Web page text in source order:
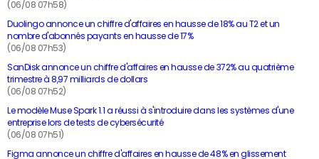
(06/08 07h58)
Duolingo annonce un chiffre d'affaires en hausse de 18% au T2 et un
nombre d'abonnés payants en hausse de 17%
(06/08 07h53)
SanDisk annonce un chiffre d'affaires en hausse de 372% au quatrième
trimestre à 8,97 milliards de dollars
(06/08 07h52)
Le modèle Muse Spark 1.1 a réussi à s'introduire dans les systèmes d'une
entreprise lors de tests de cybersécurité
(06/08 07h51)
Figma annonce un chiffre d'affaires en hausse de 48% en glissement